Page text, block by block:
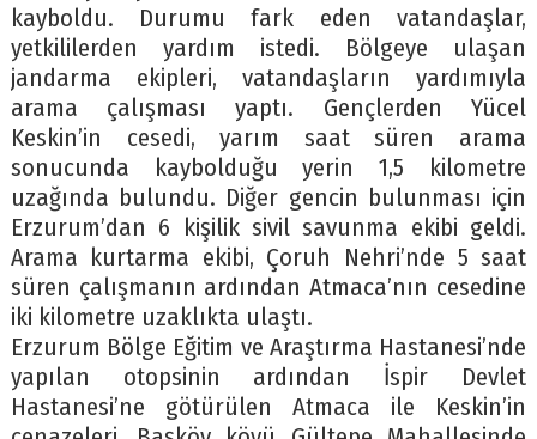
kayboldu. Durumu fark eden vatandaşlar,
yetkililerden yardım istedi. Bölgeye ulaşan
jandarma ekipleri, vatandaşların yardımıyla
arama çalışması yaptı. Gençlerden Yücel
Keskin’in cesedi, yarım saat süren arama
sonucunda kaybolduğu yerin 1,5 kilometre
uzağında bulundu. Diğer gencin bulunması için
Erzurum’dan 6 kişilik sivil savunma ekibi geldi.
Arama kurtarma ekibi, Çoruh Nehri’nde 5 saat
süren çalışmanın ardından Atmaca’nın cesedine
iki kilometre uzaklıkta ulaştı.
Erzurum Bölge Eğitim ve Araştırma Hastanesi’nde
yapılan otopsinin ardından İspir Devlet
Hastanesi’ne götürülen Atmaca ile Keskin’in